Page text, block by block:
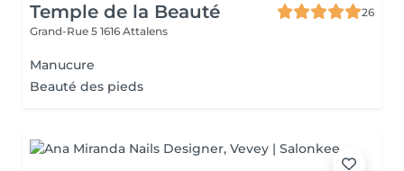
Temple de la Beauté
26
Grand-Rue 5 1616 Attalens
Manucure
Beauté des pieds